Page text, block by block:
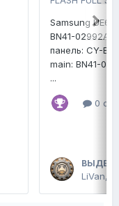
Samsung
BN41-02992A
панель: CY-
main: BN41-
...
0
LiVan,